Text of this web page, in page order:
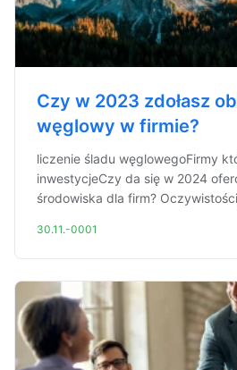
Czy w 2023 zdołasz
węglowy w firmie?
liczenie śladu węglowegoFirmy
inwestycjeCzy da się w 2024
środowiska dla firm?
30.11.-0001